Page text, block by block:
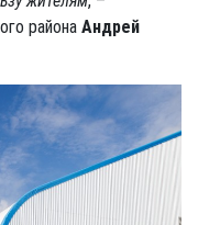
района Андрей